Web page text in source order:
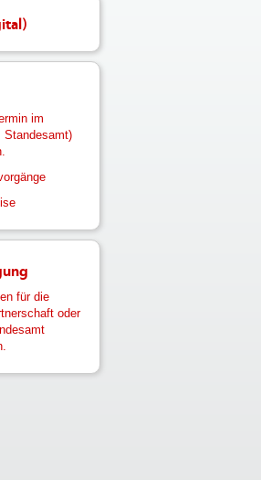
im
Standesamt)
für die
oder